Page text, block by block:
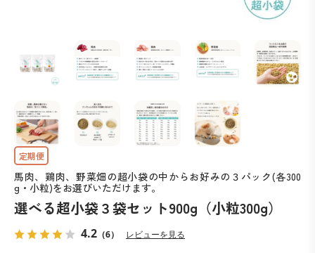
馬肉、鶏肉、野菜畑の超小袋の中からお好みの３パック(各300
g・小粒)をお選びいただけます。
選べる超小袋３袋セット900g（小粒300g）
4.2 （6） レビューを見る